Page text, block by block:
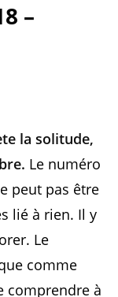
–
la solitude,
Le numéro
peut pas être
lié à rien. Il y
Le
comme
comprendre à